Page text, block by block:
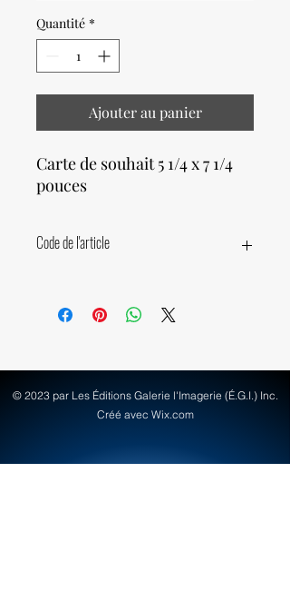
Quantité *
Ajouter au panier
Carte de souhait 5 1/4 x 7 1/4
pouces
Code de l'article
© 2023 par Les Éditions Galerie l'Imagerie (É.G.I.) Inc.
Créé avec Wix.com